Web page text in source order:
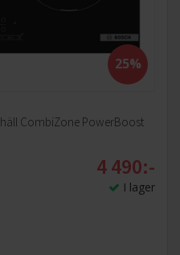
25%
CombiZone PowerBoost
4 490:-
I lager